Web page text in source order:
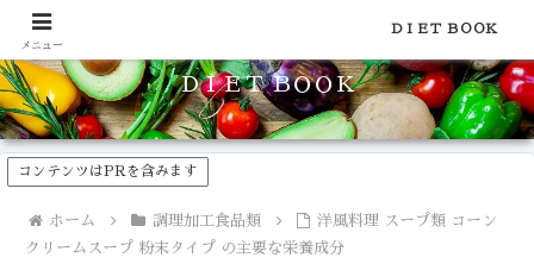
食品のカロリーや糖質などの栄養素がわかる！健康やダイエットに
ＤＩＥＴ ＢＯＯＫ
コンテンツはPRを含みます
ホーム 調理加工食品類
洋風料理 スープ類 コーン
クリームスープ 粉末タイプ の主要な栄養成分
メニュー
ＤＩＥＴ ＢＯＯＫ